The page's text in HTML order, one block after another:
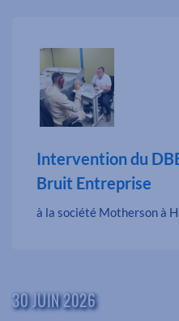
Intervention du
Bruit Entreprise
à la société Motherson à
30 JUIN 2026